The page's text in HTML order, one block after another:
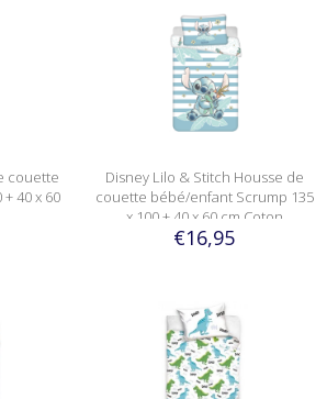
couette
40 x 60
Disney Lilo & Stitch Housse de
couette bébé/enfant Scrump 135
x 100 + 40 x 60 cm Coton
€16,95